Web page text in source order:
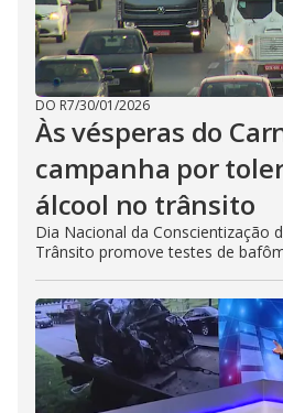
DO R7/30/01/2026
Às vésperas do
campanha por
álcool no trânsito
Dia Nacional da Conscientização
Trânsito promove testes de